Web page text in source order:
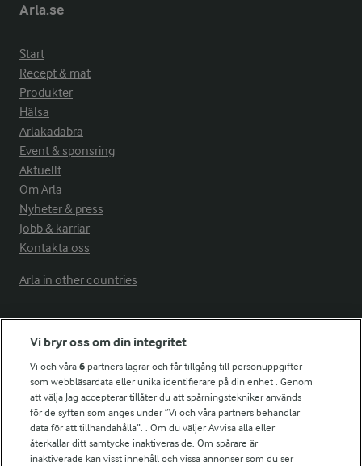
Arla.se
Start
Recept & mat
Produkter
Hälsa
Arlakadabra
Event & sponsring
Aktuellt
Om Arla
Nyheter & press
Jobb & karriär
Kontakta oss
Arla in other countries
Fler Arlasajter
För ägare
Arlas kundportal
Arla.com
Falbygdens Ost
Arla webbshop
Vi bryr oss om din integritet
Vi och våra6 partners lagrar och får tillgång till personuppgifter
som webbläsardata eller unika identifierare på din enhet . Genom
att välja Jag accepterar tillåter du att spårningstekniker används
för de syften som anges under ”Vi och våra partners behandlar
data för att tillhandahålla”. . Om du väljer Avvisa alla eller
återkallar ditt samtycke inaktiveras de. Om spårare är
inaktiverade kan visst innehåll och vissa annonser som du ser